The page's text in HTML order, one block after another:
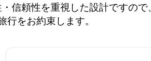
信頼性を重視した設計ですので、
をお約束します。